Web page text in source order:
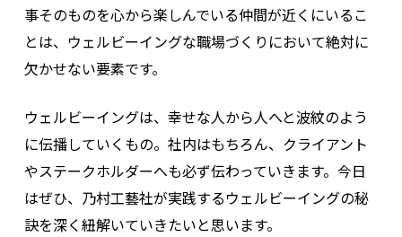
事そのものを心から楽しんでいる仲間が近くにいるこ
とは、ウェルビーイングな職場づくりにおいて絶対に
欠かせない要素です。
ウェルビーイングは、幸せな人から人へと波紋のよう
に伝播していくもの。社内はもちろん、クライアント
やステークホルダーへも必ず伝わっていきます。今日
はぜひ、乃村工藝社が実践するウェルビーイングの秘
訣を深く紐解いていきたいと思います。